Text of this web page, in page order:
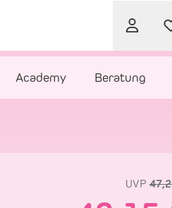
Academy Beratung
UVP